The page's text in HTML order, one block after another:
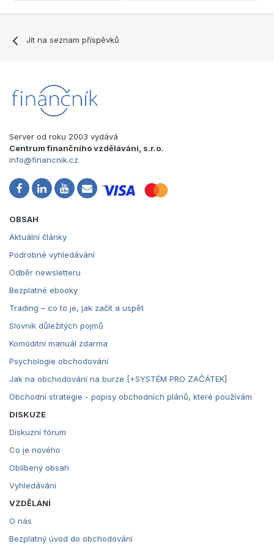
Jít na seznam příspěvků
Server od roku 2003 vydává
Centrum finančního vzdělávání, s.r.o.
info@financnik.cz
OBSAH
Aktuální články
Podrobné vyhledávání
Odběr newsletteru
Bezplatné ebooky
Trading – co to je, jak začít a uspět
Slovník důležitých pojmů
Komoditní manuál zdarma
Psychologie obchodování
Jak na obchodování na burze [+SYSTÉM PRO ZAČÁTEK]
Obchodní strategie - popisy obchodních plánů, které používám
DISKUZE
Diskuzní fórum
Co je nového
Oblíbený obsah
Vyhledávání
VZDĚLÁNÍ
O nás
Bezplatný úvod do obchodování